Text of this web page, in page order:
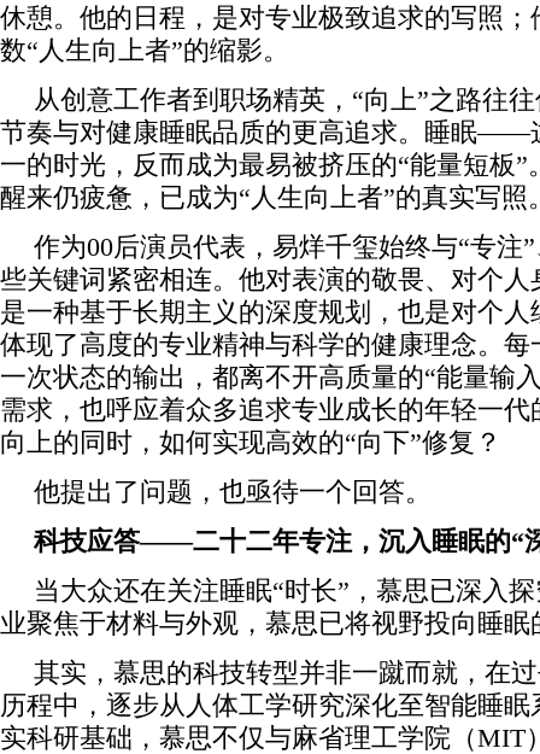
休憩。他的日程，是对专业极致追求的写照
数“人生向上者”的缩影。
从创意工作者到职场精英，“向上”之路往
节奏与对健康睡眠品质的更高追求。睡眠——
一的时光，反而成为最易被挤压的“能量短板
醒来仍疲惫，已成为“人生向上者”的真实写照
作为00后演员代表，易烊千玺始终与“专注
些关键词紧密相连。他对表演的敬畏、对个
是一种基于长期主义的深度规划，也是对个
体现了高度的专业精神与科学的健康理念。
一次状态的输出，都离不开高质量的“能量输
需求，也呼应着众多追求专业成长的年轻一
向上的同时，如何实现高效的“向下”修复？
他提出了问题，也亟待一个回答。
科技应答——二十二年专注，沉入睡眠的“
当大众还在关注睡眠“时长”，慕思已深入
业聚焦于材料与外观，慕思已将视野投向睡眠
其实，慕思的科技转型并非一蹴而就，在
历程中，逐步从人体工学研究深化至智能睡
实科研基础，慕思不仅与麻省理工学院（MIT